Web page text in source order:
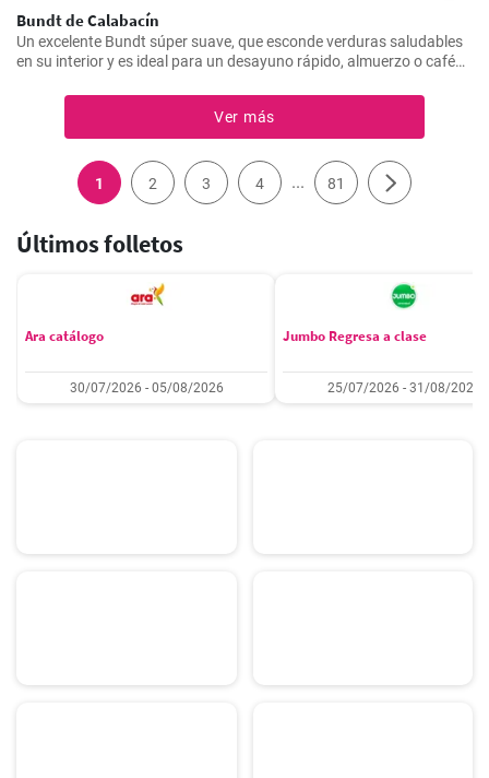
Bundt de Calabacín
Un excelente Bundt súper suave, que esconde verduras saludables
en su interior y es ideal para un desayuno rápido, almuerzo o café
preparar y seguro que la amarán hasta los niños más pequeños.
Ver más
1 2 3 4 ... 81
Últimos folletos
Ara catálogo
30/07/2026 - 05/08/2026
Jumbo Regresa a clase
25/07/2026 - 31/08/2026